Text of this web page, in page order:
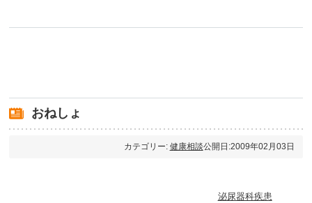
おねしょ
カテゴリー: 健康相談公開日:2009年02月03日
泌尿器科疾患